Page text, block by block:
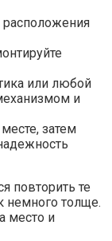
расположения
или любой
и
затем
повторить те
немного толще.
место и